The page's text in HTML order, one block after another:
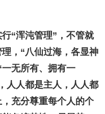
“浑沌管理”，不管就
，“八仙过海，各显神
无所有、拥有一
人人都是主人，人人都
充分尊重每个人的个